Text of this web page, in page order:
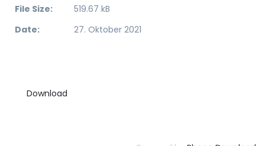
File Size:
519.67 kB
Date:
27. Oktober 2021